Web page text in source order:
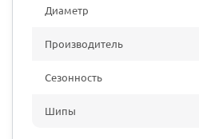
Диаметр
Производитель
Сезонность
Шипы